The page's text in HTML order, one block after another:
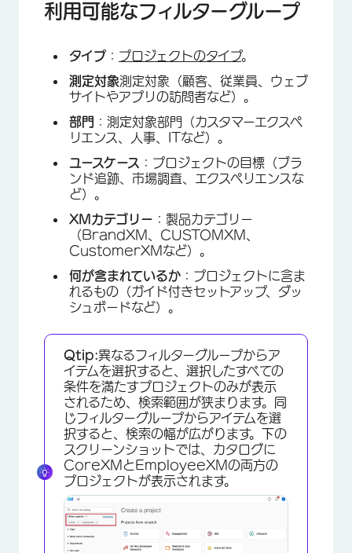
×
利用可能なフィルターグループ
タイプ ： プロジェクトのタイプ。
測定対象測定対象（顧客、従業員、ウェブ
サイトやアプリの訪問者など）。
部門 ：測定対象部門（カスタマーエクスペ
リエンス、人事、ITなど）。
ユースケース ：プロジェクトの目標（ブラ
ンド追跡、市場調査、エクスペリエンスな
ど）。
XMカテゴリー ：製品カテゴリー
（BrandXM、CUSTOMXM、
CustomerXMなど）。
何が含まれているか ：プロジェクトに含ま
れるもの（ガイド付きセットアップ、ダッ
シュボードなど）。
Qtip:異なるフィルターグループからア
イテムを選択すると、選択したすべての
条件を満たすプロジェクトのみが表示
されるため、検索範囲が狭まります。同
じフィルターグループからアイテムを選
択すると、検索の幅が広がります。下の
スクリーンショットでは、カタログに
CoreXMとEmployeeXMの両方の
プロジェクトが表示されます。